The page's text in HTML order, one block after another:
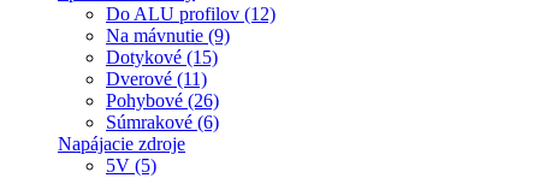
Do ALU profilov (12)
Na mávnutie (9)
Dotykové (15)
Dverové (11)
Pohybové (26)
Súmrakové (6)
Napájacie zdroje
5V (5)